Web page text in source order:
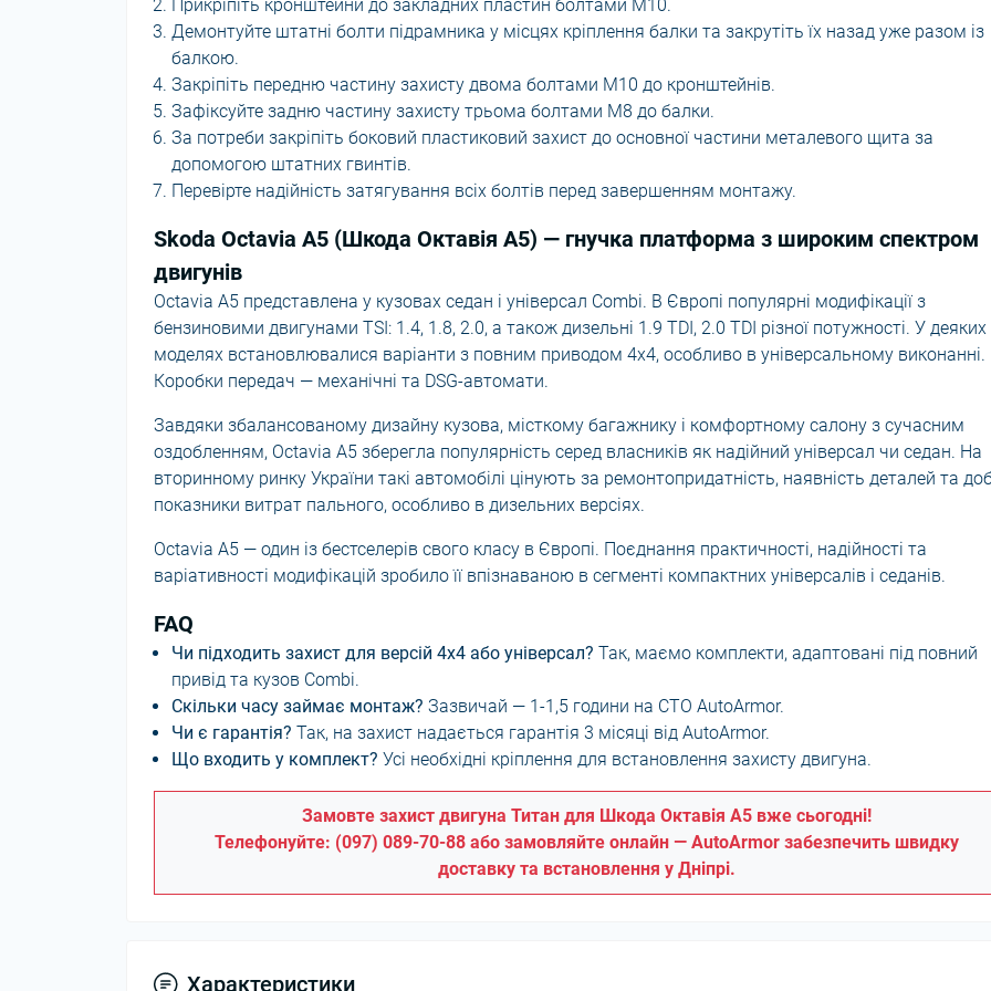
Прикріпіть кронштейни до закладних пластин болтами М10.
Демонтуйте штатні болти підрамника у місцях кріплення балки та закрутіть їх назад уже разом із
балкою.
Закріпіть передню частину захисту двома болтами М10 до кронштейнів.
Зафіксуйте задню частину захисту трьома болтами М8 до балки.
За потреби закріпіть боковий пластиковий захист до основної частини металевого щита за
допомогою штатних гвинтів.
Перевірте надійність затягування всіх болтів перед завершенням монтажу.
Skoda Octavia A5 (Шкода Октавія A5) — гнучка платформа з широким спектром
двигунів
Octavia A5 представлена у кузовах седан і універсал Combi. В Європі популярні модифікації з
бензиновими двигунами TSI: 1.4, 1.8, 2.0, а також дизельні 1.9 TDI, 2.0 TDI різної потужності. У деяких
моделях встановлювалися варіанти з повним приводом 4x4, особливо в універсальному виконанні.
Коробки передач — механічні та DSG-автомати.
Завдяки збалансованому дизайну кузова, місткому багажнику і комфортному салону з сучасним
оздобленням, Octavia A5 зберегла популярність серед власників як надійний універсал чи седан. На
вторинному ринку України такі автомобілі цінують за ремонтопридатність, наявність деталей та
показники витрат пального, особливо в дизельних версіях.
Octavia A5 — один із бестселерів свого класу в Європі. Поєднання практичності, надійності та
варіативності модифікацій зробило її впізнаваною в сегменті компактних універсалів і седанів.
FAQ
Чи підходить захист для версій 4x4 або універсал? Так, маємо комплекти, адаптовані під повний
привід та кузов Combi.
Скільки часу займає монтаж? Зазвичай — 1-1,5 години на СТО AutoArmor.
Чи є гарантія? Так, на захист надається гарантія 3 місяці від AutoArmor.
Що входить у комплект? Усі необхідні кріплення для встановлення захисту двигуна.
Замовте захист двигуна Титан для Шкода Октавія A5 вже сьогодні!
Телефонуйте: (097) 089-70-88 або замовляйте онлайн — AutoArmor забезпечить швидку
доставку та встановлення у Дніпрі.
Характеристики